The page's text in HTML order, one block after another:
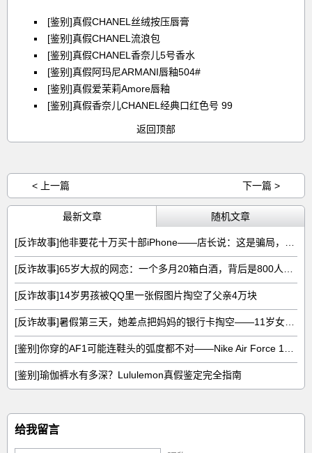
[鉴别]真假CHANEL丝绒按压唇膏
[鉴别]真假CHANEL流浪包
[鉴别]真假CHANEL香奈儿5号香水
[鉴别]真假阿玛尼ARMANI唇釉504#
[鉴别]真假爱茉莉Amore唇釉
[鉴别]真假香奈儿CHANEL经典口红色号 99
返回顶部
< 上一篇 下一篇 >
最新文章 随机文章
[反诈故事]14岁男孩被QQ里一张假图片掏空了父亲4万块
[鉴别]瑜伽裤水有多深？Lululemon真假鉴定完全指南
给我留言